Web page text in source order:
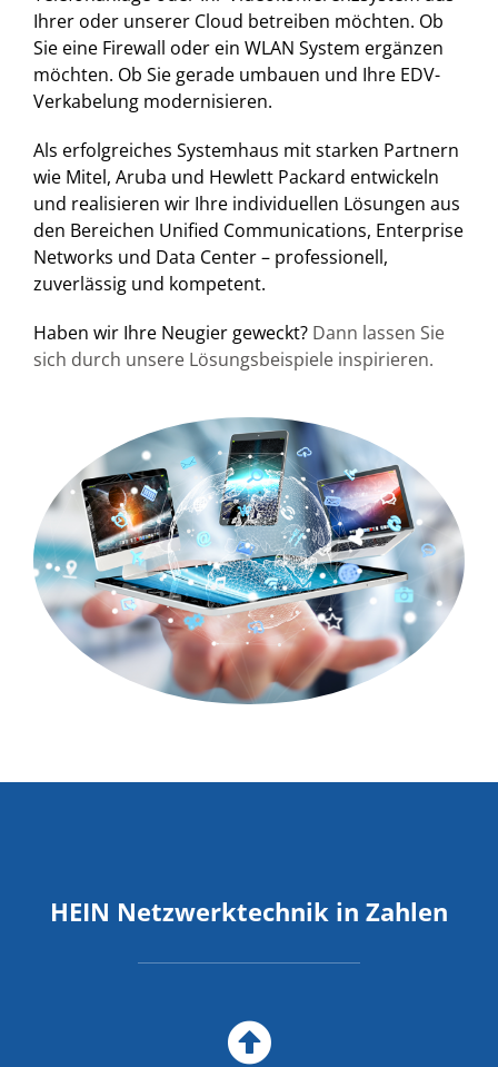
Ihrer oder unserer Cloud betreiben möchten. Ob
Sie eine Firewall oder ein WLAN System ergänzen
möchten. Ob Sie gerade umbauen und Ihre EDV-
Verkabelung modernisieren.
Als erfolgreiches Systemhaus mit starken Partnern
wie Mitel, Aruba und Hewlett Packard entwickeln
und realisieren wir Ihre individuellen Lösungen aus
den Bereichen Unified Communications, Enterprise
Networks und Data Center – professionell,
zuverlässig und kompetent.
Haben wir Ihre Neugier geweckt? Dann lassen Sie
sich durch unsere Lösungsbeispiele inspirieren.
HEIN Netzwerktechnik in Zahlen